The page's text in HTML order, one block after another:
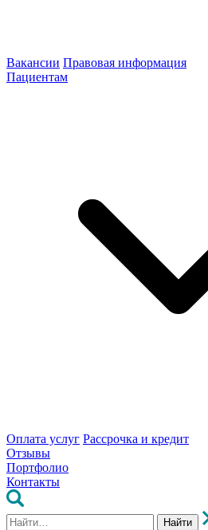
Вакансии Правовая информация
Пациентам
Оплата услуг Рассрочка и кредит
Отзывы
Портфолио
Контакты
Найти